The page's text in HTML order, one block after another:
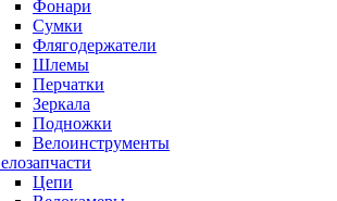
Фонари
Сумки
Флягодержатели
Шлемы
Перчатки
Зеркала
Подножки
Велоинструменты
Цепи